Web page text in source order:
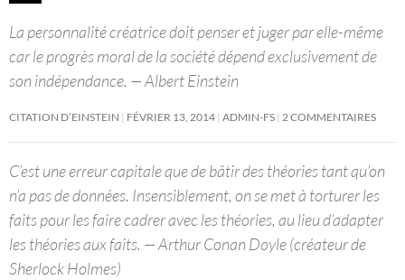
La personnalité créatrice doit penser et juger par elle-même
car le progrès moral de la société dépend exclusivement de
son indépendance. — Albert Einstein
CITATION D’EINSTEIN FÉVRIER 13, 2014 ADMIN-FS 2 COMMENTAIRES
C’est une erreur capitale que de bâtir des théories tant qu’on
n’a pas de données. Insensiblement, on se met à torturer les
faits pour les faire cadrer avec les théories, au lieu d’adapter
les théories aux faits. — Arthur Conan Doyle (créateur de
Sherlock Holmes)